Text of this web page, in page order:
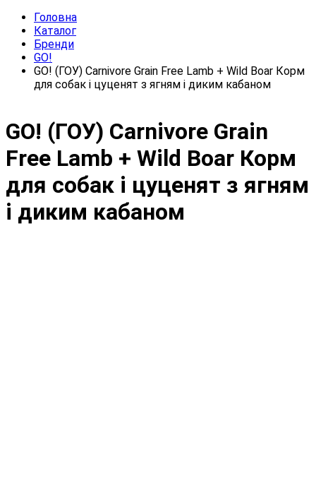
Головна
Каталог
Бренди
GO!
GO! (ГОУ) Carnivore Grain Free Lamb + Wild Boar Корм
для собак і цуценят з ягням і диким кабаном
GO! (ГОУ) Carnivore Grain
Free Lamb + Wild Boar Корм
для собак і цуценят з ягням
і диким кабаном